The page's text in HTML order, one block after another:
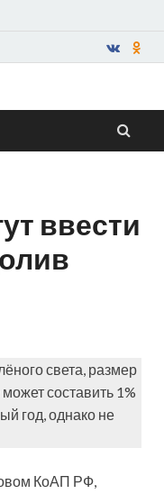
—
ввести
света, размер
составить 1%
год, однако не
КоАП РФ,